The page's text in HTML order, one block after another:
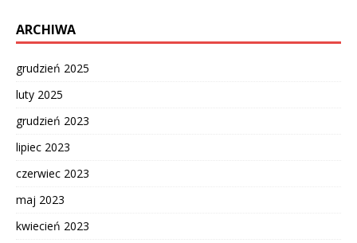
ARCHIWA
grudzień 2025
luty 2025
grudzień 2023
lipiec 2023
czerwiec 2023
maj 2023
kwiecień 2023